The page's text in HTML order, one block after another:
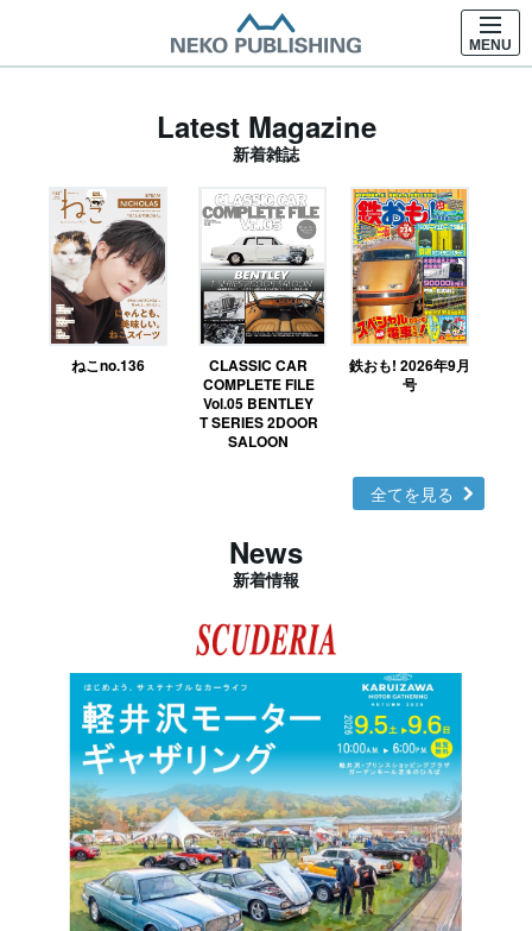
MENU
Latest Magazine
新着雑誌
ねこno.136
CLASSIC CAR
COMPLETE FILE
Vol.05 BENTLEY
T SERIES 2DOOR
SALOON
鉄おも! 2026年9月
号
全てを見る
News
新着情報